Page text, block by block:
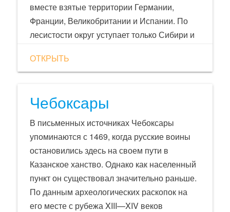
вместе взятые территории Германии,
Франции, Великобритании и Испании. По
лесистости округ уступает только Сибири и
запасов лесонасаждений В структуре леса
преобладают хвойные леса.
ОТКРЫТЬ
Чебоксары
В письменных источниках Чебоксары
упоминаются с 1469, когда русские воины
остановились здесь на своем пути в
Казанское ханство. Однако как населенный
пункт он существовал значительно раньше.
По данным археологических раскопок на
его месте с рубежа XIII—XIV веков